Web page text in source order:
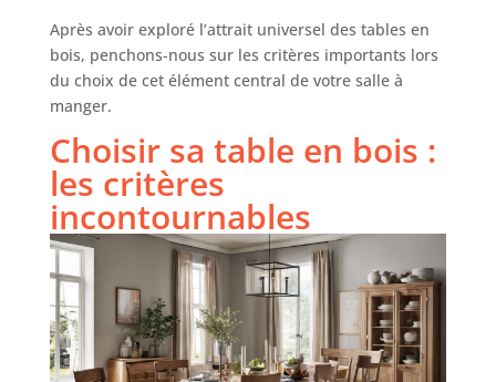
Après avoir exploré l’attrait universel des tables en
bois, penchons-nous sur les critères importants lors
du choix de cet élément central de votre salle à
manger.
Choisir sa table en bois :
les critères
incontournables